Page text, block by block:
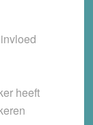
heeft